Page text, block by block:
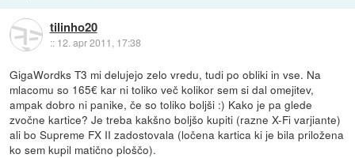
tilinho20
:: 12. apr 2011, 17:38
GigaWordks T3 mi delujejo zelo vredu, tudi po obliki in vse. Na
mlacomu so 165€ kar ni toliko več kolikor sem si dal omejitev,
ampak dobro ni panike, če so toliko boljši :) Kako je pa glede
zvočne kartice? Je treba kakšno boljšo kupiti (razne X-Fi varjiante)
ali bo Supreme FX II zadostovala (ločena kartica ki je bila priložena
ko sem kupil matično ploščo).